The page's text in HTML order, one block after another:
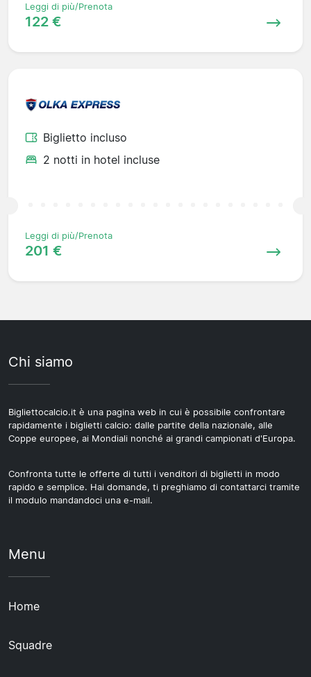
Leggi di più/Prenota
122 €
Biglietto incluso
2 notti in hotel incluse
Leggi di più/Prenota
201 €
Chi siamo
Bigliettocalcio.it è una pagina web in cui è possibile confrontare
rapidamente i biglietti calcio: dalle partite della nazionale, alle
Coppe europee, ai Mondiali nonché ai grandi campionati d'Europa.
Confronta tutte le offerte di tutti i venditori di biglietti in modo
rapido e semplice. Hai domande, ti preghiamo di contattarci tramite
il modulo mandandoci una e-mail.
Menu
Home
Squadre